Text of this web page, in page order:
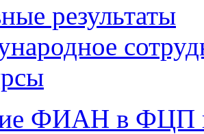
результаты
ФИАН в ФЦП